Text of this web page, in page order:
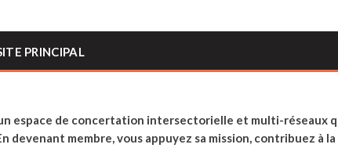
PRINCIPAL
espace de concertation intersectorielle et multi-réseaux
membre, vous appuyez sa mission, contribuez à